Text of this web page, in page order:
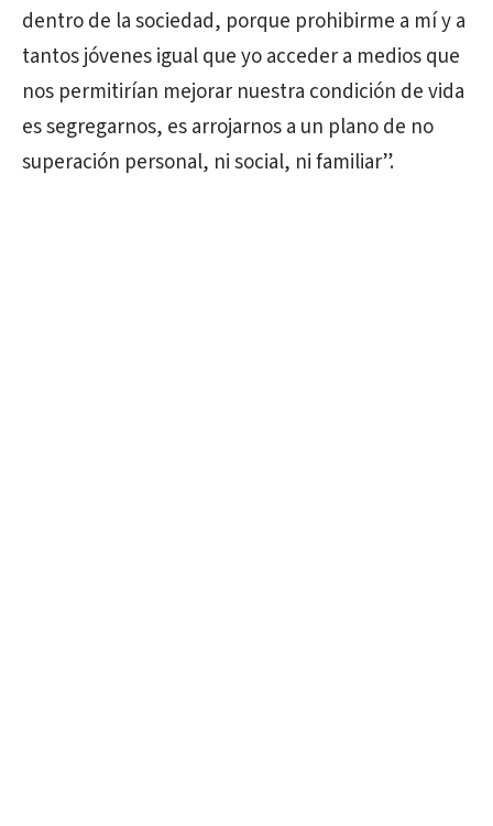
dentro de la sociedad, porque prohibirme a mí y a
tantos jóvenes igual que yo acceder a medios que
nos permitirían mejorar nuestra condición de vida
es segregarnos, es arrojarnos a un plano de no
superación personal, ni social, ni familiar”.